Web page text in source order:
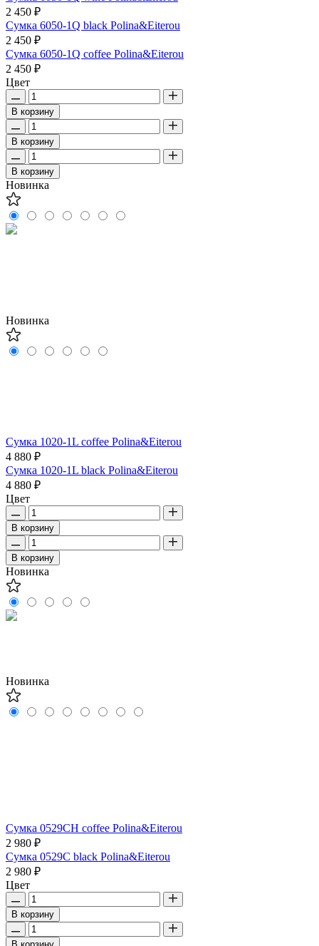
2 450 ₽
Сумка 6050-1Q black Polina&Eiterou
2 450 ₽
Сумка 6050-1Q coffee Polina&Eiterou
2 450 ₽
Цвет
В корзину
В корзину
В корзину
Новинка
Новинка
Сумка 1020-1L coffee Polina&Eiterou
4 880 ₽
Сумка 1020-1L black Polina&Eiterou
4 880 ₽
Цвет
В корзину
В корзину
Новинка
Новинка
Сумка 0529CH coffee Polina&Eiterou
2 980 ₽
Сумка 0529C black Polina&Eiterou
2 980 ₽
Цвет
В корзину